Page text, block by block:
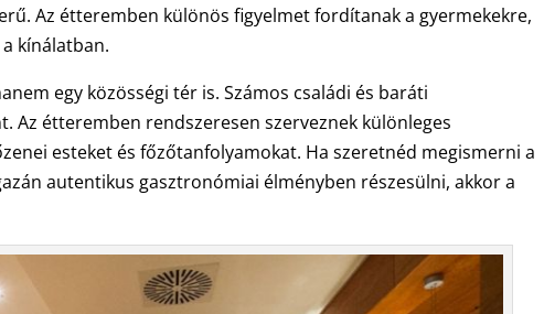
Az étteremben különös figyelmet fordítanak a gyermekekre,
kínálatban.
egy közösségi tér is. Számos családi és baráti
Az étteremben rendszeresen szerveznek különleges
esteket és főzőtanfolyamokat. Ha szeretnéd megismerni a
autentikus gasztronómiai élményben részesülni, akkor a